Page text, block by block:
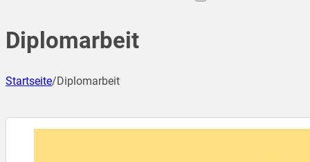
Diplomarbeit
Startseite/Diplomarbeit